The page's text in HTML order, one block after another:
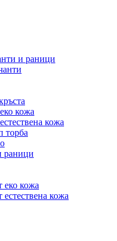
и раници
кожа
кожа
торба
рaници
еко кожа
кожа